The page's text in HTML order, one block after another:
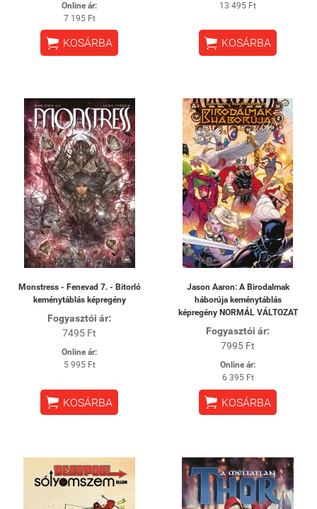
Online ár:
7 195 Ft
 KOSÁRBA
13 495 Ft
 KOSÁRBA
Monstress - Fenevad 7. - Bitorló
keménytáblás képregény
Fogyasztói ár:
7495 Ft
Online ár:
5 995 Ft
 KOSÁRBA
Jason Aaron: A Birodalmak
háborúja keménytáblás
képregény NORMÁL VÁLTOZAT
Fogyasztói ár:
7995 Ft
Online ár:
6 395 Ft
 KOSÁRBA